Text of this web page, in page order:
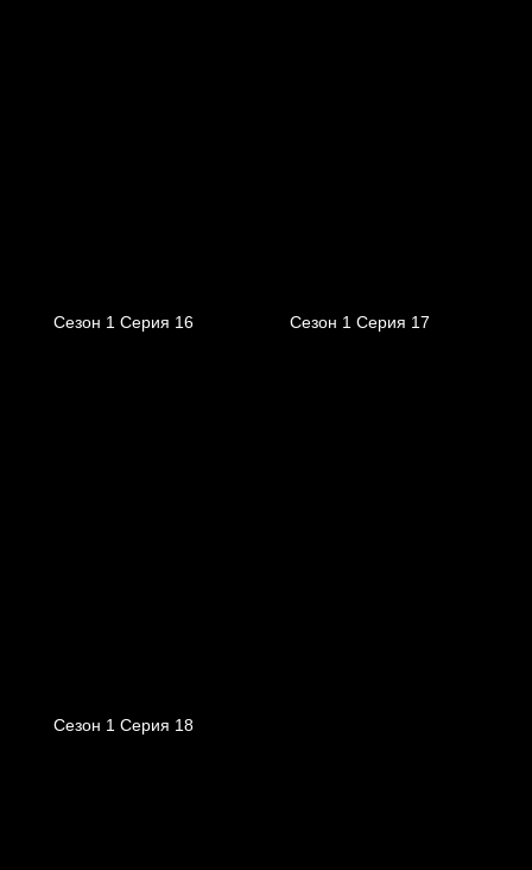
Сезон 1 Серия 16 Сезон 1 Серия 17
Сезон 1 Серия 18